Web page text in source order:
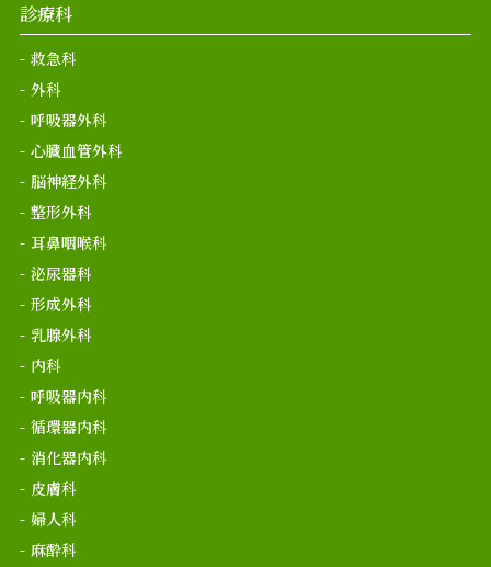
診療科
救急科
外科
呼吸器外科
心臓血管外科
脳神経外科
整形外科
耳鼻咽喉科
泌尿器科
形成外科
乳腺外科
内科
呼吸器内科
循環器内科
消化器内科
皮膚科
婦人科
麻酔科